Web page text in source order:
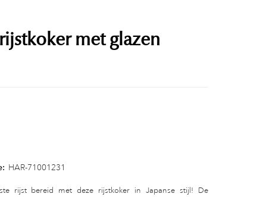
met glazen
HAR-71001231
rijst bereid met deze rijstkoker in Japanse stijl! De